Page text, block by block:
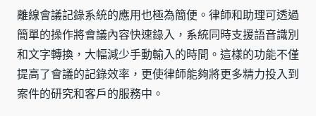
離線會議記錄系統的應用也極為簡便。律師和助理可透過
簡單的操作將會議內容快速錄入，系統同時支援語音識別
和文字轉換，大幅減少手動輸入的時間。這樣的功能不僅
提高了會議的記錄效率，更使律師能夠將更多精力投入到
案件的研究和客戶的服務中。